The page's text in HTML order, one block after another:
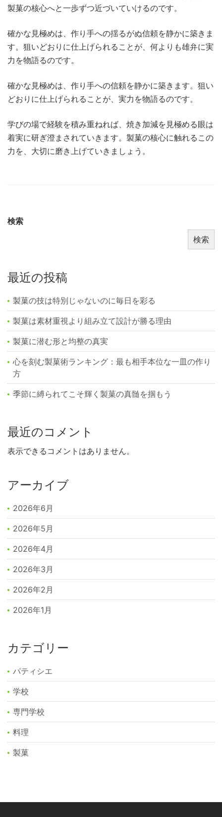
製菓の核心へと一歩ずつ近づいていけるのです。
確かな見極めは、作り手への揺るがぬ信頼を静かに築きま
す。狙いどおりに仕上げられることが、何よりも雄弁に実
力を物語るのです。
確かな見極めは、作り手への信頼を静かに築きます。狙い
どおりに仕上げられることが、実力を物語るのです。
学びの場で経験を積み重ねれば、焼き加減を見極める眼は
着実に研ぎ澄まされていきます。製菓の核心に触れるこの
力を、大切に磨き上げていきましょう。
検索
検索
最近の投稿
製菓の技は特別じゃないのに毎日を彩る
製菓は素材重視より組み立て設計が勝る理由
製菓に潜む形と均整の真実
心を刻む製菓術ランキング：最も相手本位な一皿の作り
方
季節に縛られてこそ輝く製菓の真髄を掴もう
最近のコメント
表示できるコメントはありません。
アーカイブ
2026年6月
2026年5月
2026年4月
2026年3月
2026年2月
2026年1月
カテゴリー
パティシエ
学校
専門学校
料理
製菓